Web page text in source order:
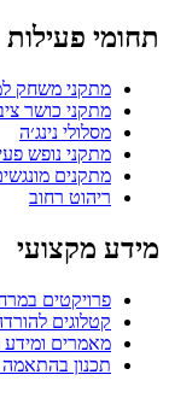
תחומי פעילות
מתקני משחק
מתקני כושר
מסלולי נינג׳ה
מתקני נופש
מתקנים
ריהוט רחוב
מידע מקצועי
פרויקטים
קטלוגים
מאמרים ומידע
תכנון